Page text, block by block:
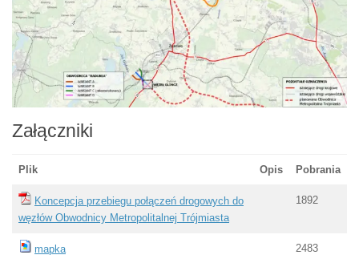
Załączniki
Plik Opis Pobrania
Koncepcja przebiegu połączeń drogowych do
węzłów Obwodnicy Metropolitalnej Trójmiasta
1892
mapka 2483